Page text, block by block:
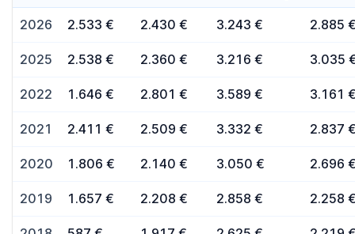
2026 2.533 € 2.430 € 3.243 € 2.885
2025 2.538 € 2.360 € 3.216 € 3.035
2022 1.646 € 2.801 € 3.589 € 3.161
2021 2.411 € 2.509 € 3.332 € 2.837
2020 1.806 € 2.140 € 3.050 € 2.696
2019 1.657 € 2.208 € 2.858 € 2.258